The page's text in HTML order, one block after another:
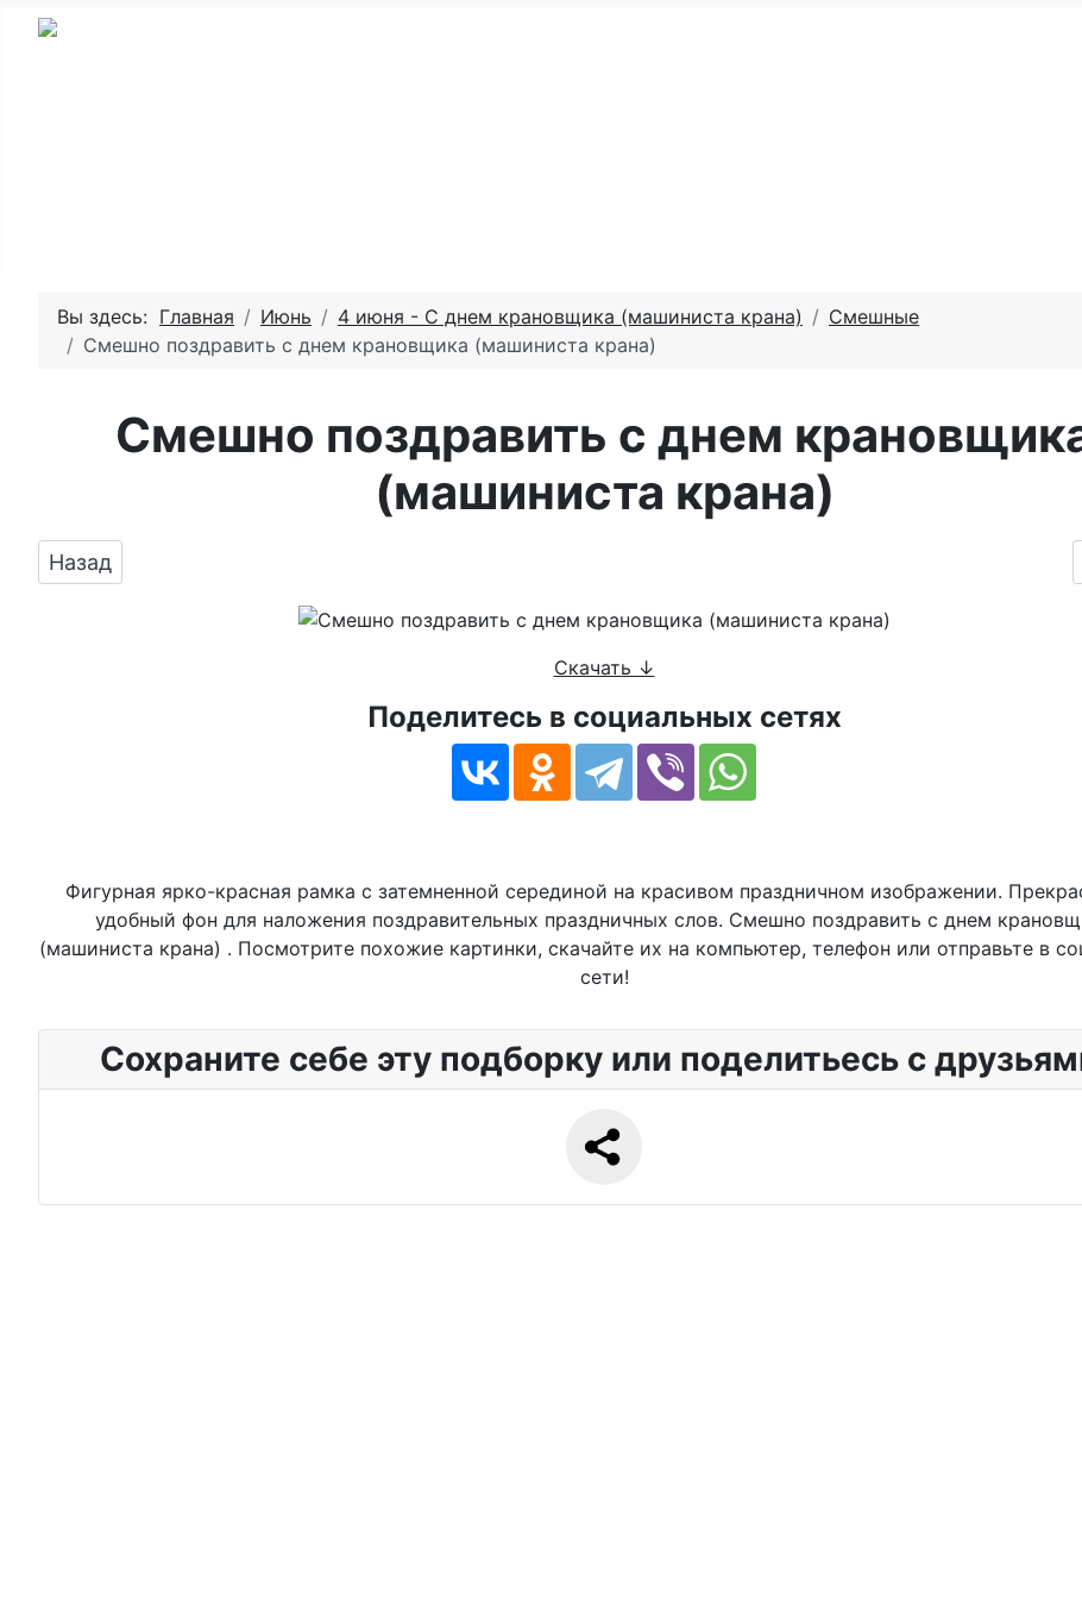
Вы здесь: Главная Июнь 4 июня - С днем крановщика (машиниста крана)
Смешные
Смешно поздравить с днем крановщика (машиниста крана)
Смешно поздравить с днем
(машиниста крана)
Предыдущий: Смешная картинка на день крановщика (машиниста крана) c красивой рамкой
Назад
Скачать ↓
Поделитесь в социальных сетях
Фигурная ярко-красная рамка с затемненной серединой на красивом праздничном изображении.
удобный фон для наложения поздравительных праздничных слов. Смешно поздравить с днем
(машиниста крана) . Посмотрите похожие картинки, скачайте их на компьютер, телефон или отправьте в
сети!
Сохраните себе эту подборку или поделитьесь с